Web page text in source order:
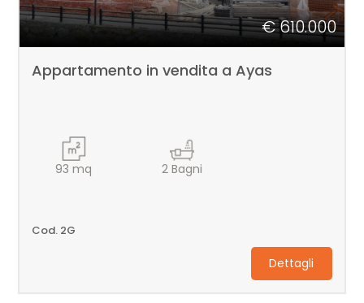
€ 610.000
Appartamento in vendita a Ayas
93 mq 2Bagni
Cod. 2G
Dettagli